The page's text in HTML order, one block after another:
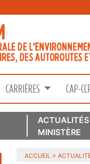
CARRIÈRES CAP-
MINISTÈRE
ACCUEIL >